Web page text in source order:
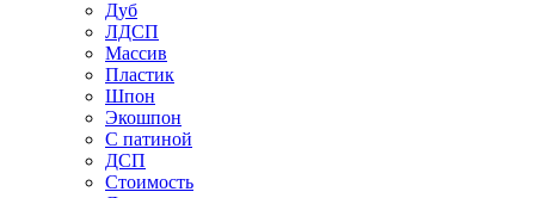
Дуб
ЛДСП
Массив
Пластик
Шпон
Экошпон
С патиной
ДСП
Стоимость